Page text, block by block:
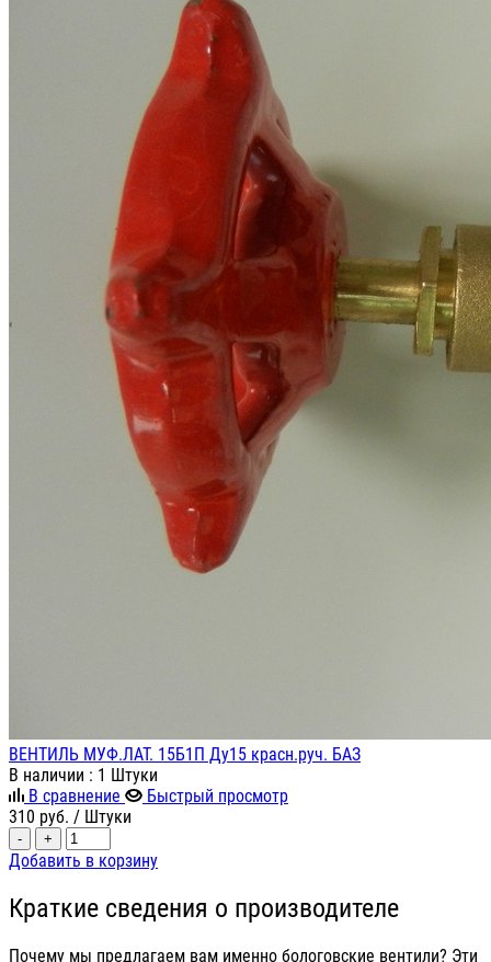
ВЕНТИЛЬ МУФ.ЛАТ. 15Б1П Ду15 красн.руч. БАЗ
В наличии : 1 Штуки
В сравнение
Быстрый просмотр
310 руб. / Штуки
- +
Добавить в корзину
Краткие сведения о производителе
Почему мы предлагаем вам именно бологовские вентили? Эти